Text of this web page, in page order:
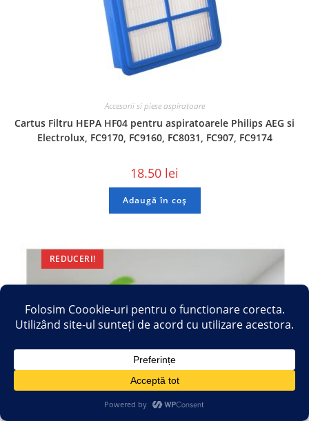
Accesorii si piese aspiratoare
Cartus Filtru HEPA HF04 pentru aspiratoarele Philips AEG si
Electrolux, FC9170, FC9160, FC8031, FC907, FC9174
18.50 lei
Adaugă în coș
REDUCERI!